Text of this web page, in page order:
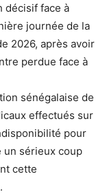
décisif face à
journée de la
2026, après avoir
perdue face à
sénégalaise de
effectués sur
pour
un sérieux coup
cette